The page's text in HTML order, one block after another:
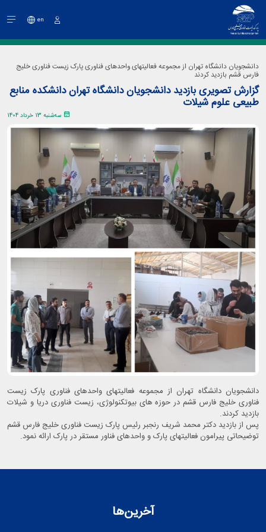
en
دانشجویان دانشگاه تهران از مجموعه فعالیتهای واحدهای فناوری پارک زیست فناوری خلیج
فارس قشم بازدید کردند
گزارش تصویری بازدید دانشجویان دانشگاه تهران دانشکده منابع
طبیعی علوم شیلات
سه‌شنبه 13 خرداد 1404
دانشجویان دانشگاه تهران از مجموعه فعالیتهای واحدهای فناوری پارک زیست
فناوری خلیج فارس قشم در حوزه های بیوتکنولوژی، زیست فناوری دریا و شیلات
بازدید کردند.
پس از بازدید دکتر محمد شریف رنجبر رئیس پارک زیست فناوری خلیج فارس قشم
توضیحاتی پیرامون فعالیتهای پارک و واحدهای فناور مستقر در پارک ارائه نمود.
آخرین‌ها